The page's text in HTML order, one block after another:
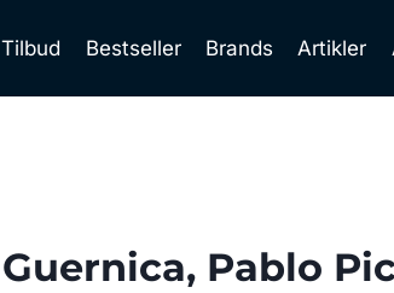
Tilbud Bestseller Brands Artikler
Guernica, Pablo